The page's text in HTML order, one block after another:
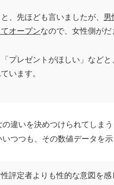
、先ほども言いましたが、 男
オープンなので、女性側がだ
プレゼントがほしい」などと
います。
違いを決めつけられてしま
つつも、その数値データを
性評定者よりも性的な意図を